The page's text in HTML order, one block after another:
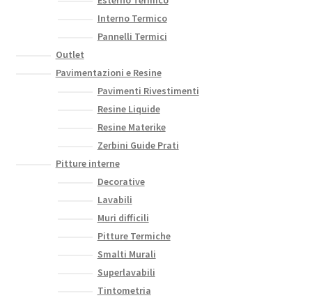
Interno Termico
Pannelli Termici
Outlet
Pavimentazioni e Resine
Pavimenti Rivestimenti
Resine Liquide
Resine Materike
Zerbini Guide Prati
Pitture interne
Decorative
Lavabili
Muri difficili
Pitture Termiche
Smalti Murali
Superlavabili
Tintometria